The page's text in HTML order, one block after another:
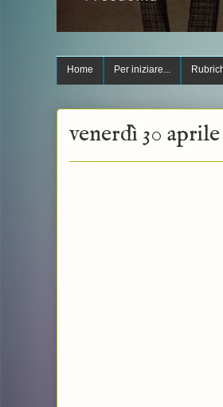
Home Per iniziare...
venerdì 30 aprile